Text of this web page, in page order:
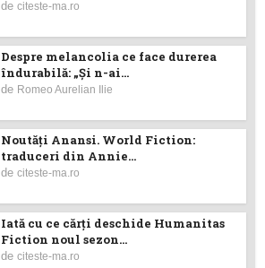
deciteste-ma.ro
Despre melancolia ce face durerea
îndurabilă: „Și n-ai...
de Romeo Aurelian Ilie
Noutăţi Anansi. World Fiction:
traduceri din Annie...
deciteste-ma.ro
Iată cu ce cărţi deschide Humanitas
Fiction noul sezon...
deciteste-ma.ro